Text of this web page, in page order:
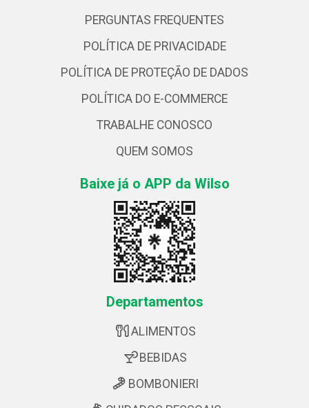
PERGUNTAS FREQUENTES
POLÍTICA DE PRIVACIDADE
POLÍTICA DE PROTEÇÃO DE DADOS
POLÍTICA DO E-COMMERCE
TRABALHE CONOSCO
QUEM SOMOS
Baixe já o APP da Wilso
Departamentos
ALIMENTOS
BEBIDAS
BOMBONIERI